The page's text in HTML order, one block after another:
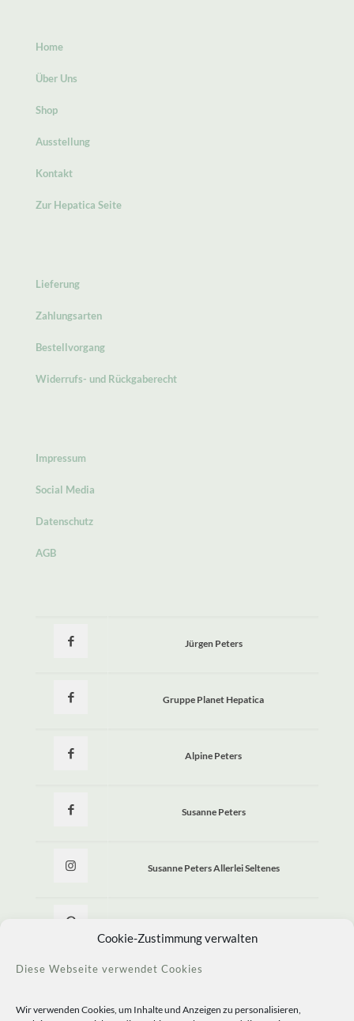
Cookie-Zustimmung verwalten
Diese Webseite verwendet Cookies
Wir verwenden Cookies, um Inhalte und Anzeigen zu personalisieren,
Home
Über Uns
Shop
Ausstellung
Kontakt
Zur Hepatica Seite
Lieferung
Zahlungsarten
Bestellvorgang
Widerrufs- und Rückgaberecht
Impressum
Social Media
Datenschutz
AGB
Jürgen Peters
Gruppe Planet Hepatica
Alpine Peters
Susanne Peters
Susanne Peters Allerlei Seltenes